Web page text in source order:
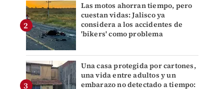
Las motos ahorran tiempo, pero
cuestan vidas: Jalisco ya
considera a los accidentes de
'bikers' como problema
Una casa protegida por cartones,
una vida entre adultos y un
embarazo no detectado a tiempo: